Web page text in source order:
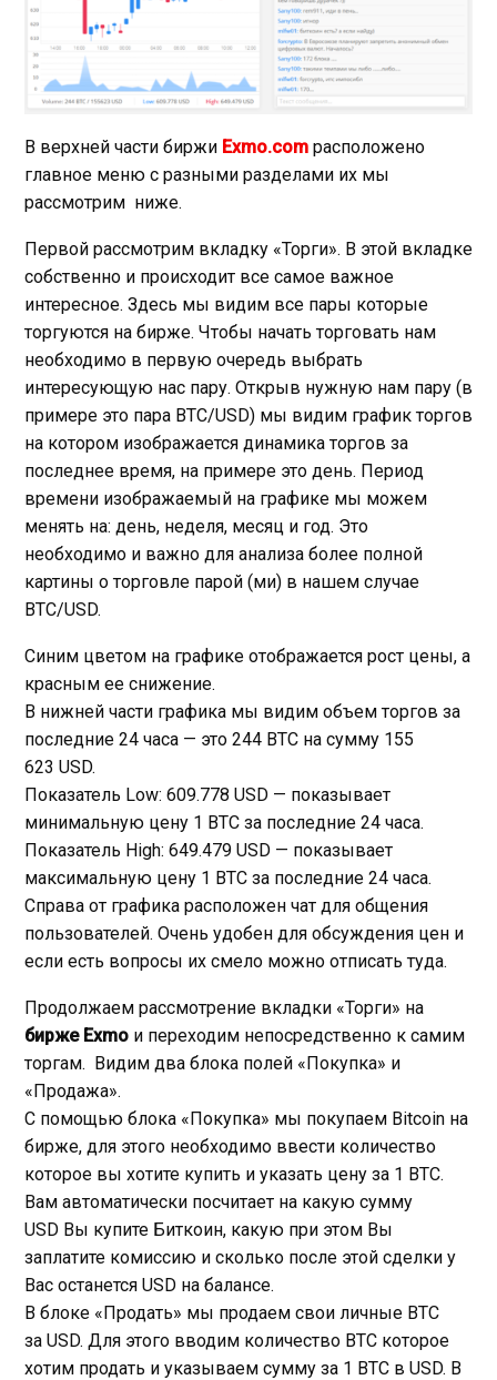
В верхней части биржи Exmo.com расположено
главное меню с разными разделами их мы
рассмотрим ниже.
Первой рассмотрим вкладку «Торги». В этой вкладке
собственно и происходит все самое важное
интересное. Здесь мы видим все пары которые
торгуются на бирже. Чтобы начать торговать нам
необходимо в первую очередь выбрать
интересующую нас пару. Открыв нужную нам пару (в
примере это пара BTC/USD) мы видим график торгов
на котором изображается динамика торгов за
последнее время, на примере это день. Период
времени изображаемый на графике мы можем
менять на: день, неделя, месяц и год. Это
необходимо и важно для анализа более полной
картины о торговле парой (ми) в нашем случае
BTC/USD.
Синим цветом на графике отображается рост цены, а
красным ее снижение.
В нижней части графика мы видим объем торгов за
последние 24 часа — это 244 BTC на сумму 155
623 USD.
Показатель Low: 609.778 USD — показывает
минимальную цену 1 BTC за последние 24 часа.
Показатель High: 649.479 USD — показывает
максимальную цену 1 BTC за последние 24 часа.
Справа от графика расположен чат для общения
пользователей. Очень удобен для обсуждения цен и
если есть вопросы их смело можно отписать туда.
Продолжаем рассмотрение вкладки «Торги» на
бирже Exmo и переходим непосредственно к самим
торгам. Видим два блока полей «Покупка» и
«Продажа».
С помощью блока «Покупка» мы покупаем Bitcoin на
бирже, для этого необходимо ввести количество
которое вы хотите купить и указать цену за 1 BTC.
Вам автоматически посчитает на какую сумму
USD Вы купите Биткоин, какую при этом Вы
заплатите комиссию и сколько после этой сделки у
Вас останется USD на балансе.
В блоке «Продать» мы продаем свои личные BTC
за USD. Для этого вводим количество BTC которое
хотим продать и указываем сумму за 1 BTC в USD. В